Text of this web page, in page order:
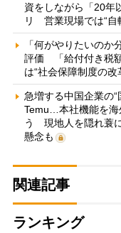
資をしながら「20年
リ 営業現場では“自
「何がやりたいの
評価 「給付付き税
は“社会保障制度の改
急増する中国企業の
Temu…本社機能を海
う 現地人を隠れ蓑
懸念も
関連記事
ランキング